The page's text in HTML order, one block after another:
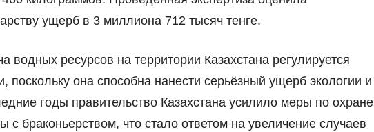
ущерб в 3 миллиона 712 тысяч тенге.
водных ресурсов на территории Казахстана регулируется
поскольку она способна нанести серьёзный ущерб экологии и
годы правительство Казахстана усилило меры по охране
с браконьерством, что стало ответом на увеличение случаев